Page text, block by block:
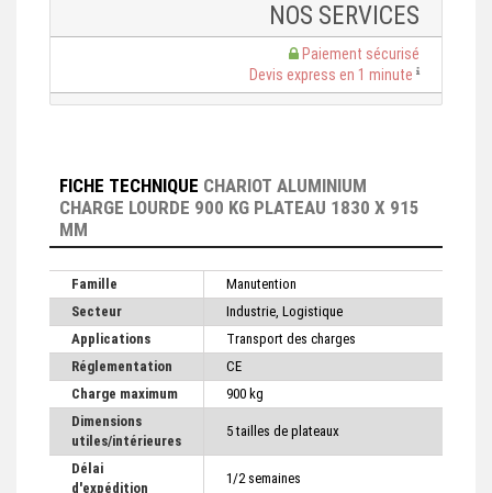
NOS SERVICES
Paiement sécurisé
Devis express en 1 minute
FICHE TECHNIQUE CHARIOT ALUMINIUM
CHARGE LOURDE 900 KG PLATEAU 1830 X 915
MM
Famille
Manutention
Secteur
Industrie, Logistique
Applications
Transport des charges
Réglementation
CE
Charge maximum
900 kg
Dimensions
utiles/intérieures
5 tailles de plateaux
Délai
d'expédition
1/2 semaines